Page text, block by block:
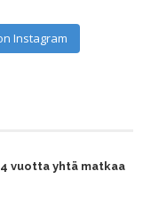
Instagram
vuotta yhtä matkaa